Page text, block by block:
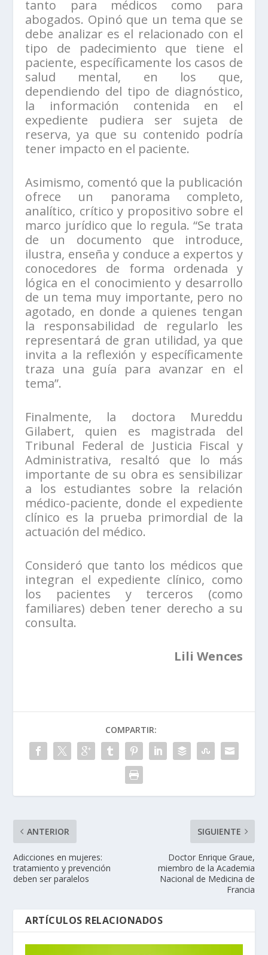
tanto para médicos como para
abogados. Opinó que un tema que se
debe analizar es el relacionado con el
tipo de padecimiento que tiene el
paciente, específicamente los casos de
salud mental, en los que,
dependiendo del tipo de diagnóstico,
la información contenida en el
expediente pudiera ser sujeta de
reserva, ya que su contenido podría
tener impacto en el paciente.
Asimismo, comentó que la publicación
ofrece un panorama completo,
analítico, crítico y propositivo sobre el
marco jurídico que lo regula. “Se trata
de un documento que introduce,
ilustra, enseña y conduce a expertos y
conocedores de forma ordenada y
lógica en el conocimiento y desarrollo
de un tema muy importante, pero no
agotado, en donde a quienes tengan
la responsabilidad de regularlo les
representará de gran utilidad, ya que
invita a la reflexión y específicamente
traza una guía para avanzar en el
tema”.
Finalmente, la doctora Mureddu
Gilabert, quien es magistrada del
Tribunal Federal de Justicia Fiscal y
Administrativa, resaltó que lo más
importante de su obra es sensibilizar
a los estudiantes sobre la relación
médico-paciente, donde el expediente
clínico es la prueba primordial de la
actuación del médico.
Consideró que tanto los médicos que
integran el expediente clínico, como
los pacientes y terceros (como
familiares) deben tener derecho a su
consulta.
Lili Wences
COMPARTIR:
ANTERIOR
Adicciones en mujeres:
tratamiento y prevención
deben ser paralelos
SIGUIENTE
Doctor Enrique Graue,
miembro de la Academia
Nacional de Medicina de
Francia
ARTÍCULOS RELACIONADOS